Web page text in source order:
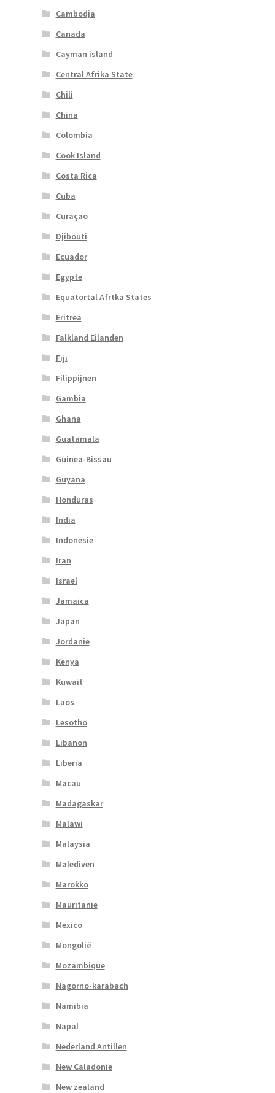
Cambodja
Canada
Cayman island
Central Afrika State
Chili
China
Colombia
Cook Island
Costa Rica
Cuba
Curaçao
Djibouti
Ecuador
Egypte
Equatortal Afrtka States
Eritrea
Falkland Eilanden
Fiji
Filippijnen
Gambia
Ghana
Guatamala
Guinea-Bissau
Guyana
Honduras
India
Indonesie
Iran
Israel
Jamaica
Japan
Jordanie
Kenya
Kuwait
Laos
Lesotho
Libanon
Liberia
Macau
Madagaskar
Malawi
Malaysia
Malediven
Marokko
Mauritanie
Mexico
Mongolië
Mozambique
Nagorno-karabach
Namibia
Napal
Nederland Antillen
New Caladonie
New zealand